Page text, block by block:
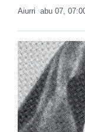
Aiurri abu 07,